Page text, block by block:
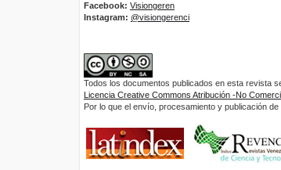
Facebook: Visiongeren
Instagram: @visiongerenci
Todos los documentos publicados en esta revista
Licencia Creative Commons Atribución -No
Por lo que el envío, procesamiento y publicación